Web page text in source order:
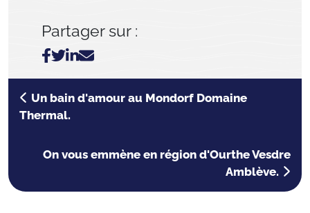
Partager sur :
Un bain d'amour au Mondorf Domaine
Thermal.
On vous emmène en région d'Ourthe Vesdre
Amblève.